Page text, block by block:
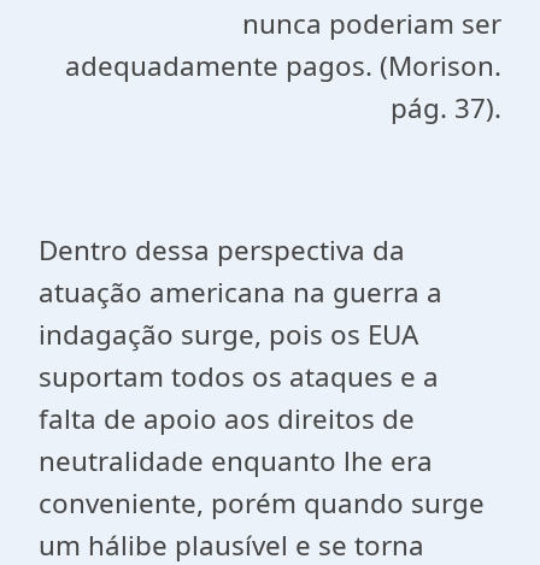
nunca poderiam ser
adequadamente pagos. (Morison.
pág. 37).
Dentro dessa perspectiva da
atuação americana na guerra a
indagação surge, pois os EUA
suportam todos os ataques e a
falta de apoio aos direitos de
neutralidade enquanto lhe era
conveniente, porém quando surge
um hálibe plausível e se torna